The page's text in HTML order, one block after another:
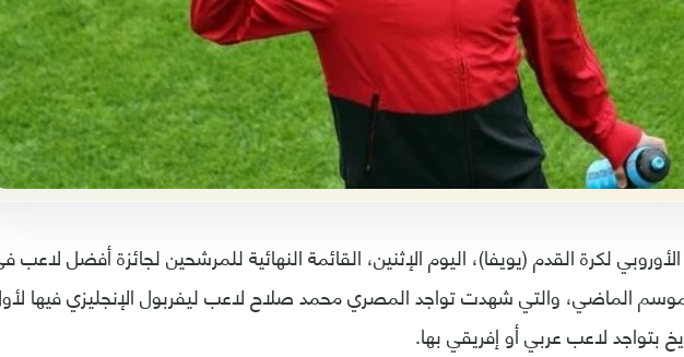
الأوروبي لكرة القدم (يويفا)، اليوم الإثنين، القائمة النهائية للمرشحين لجائزة أفضل لاعب
الماضي، والتي شهدت تواجد المصري محمد صلاح لاعب ليفربول الإنجليزي فيها
بتواجد لاعب عربي أو إفريقي بها.